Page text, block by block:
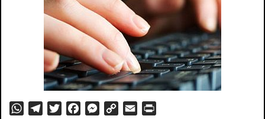
WhatsApp
TelegramTwitterFacebookMessenger
Copy
Email